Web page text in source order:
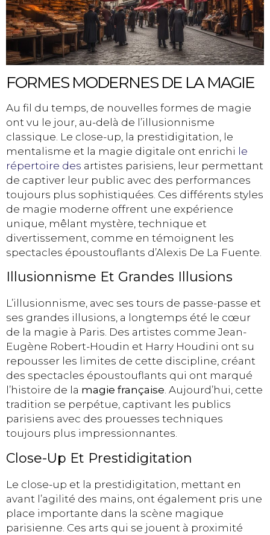
FORMES MODERNES DE LA MAGIE
Au fil du temps, de nouvelles formes de magie
ont vu le jour, au-delà de l’illusionnisme
classique. Le close-up, la prestidigitation, le
mentalisme et la magie digitale ont enrichi le
répertoire des artistes parisiens, leur permettant
de captiver leur public avec des performances
toujours plus sophistiquées. Ces différents styles
de magie moderne offrent une expérience
unique, mêlant mystère, technique et
divertissement, comme en témoignent les
spectacles époustouflants d’Alexis De La Fuente.
Illusionnisme Et Grandes Illusions
L’illusionnisme, avec ses tours de passe-passe et
ses grandes illusions, a longtemps été le cœur
de la magie à Paris. Des artistes comme Jean-
Eugène Robert-Houdin et Harry Houdini ont su
repousser les limites de cette discipline, créant
des spectacles époustouflants qui ont marqué
l’histoire de la magie française. Aujourd’hui, cette
tradition se perpétue, captivant les publics
parisiens avec des prouesses techniques
toujours plus impressionnantes.
Close-Up Et Prestidigitation
Le close-up et la prestidigitation, mettant en
avant l’agilité des mains, ont également pris une
place importante dans la scène magique
parisienne. Ces arts qui se jouent à proximité